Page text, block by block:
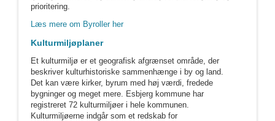
prioritering.
Læs mere om Byroller her
Kulturmiljøplaner
Et kulturmiljø er et geografisk afgrænset område, der
beskriver kulturhistoriske sammenhænge i by og land.
Det kan være kirker, byrum med høj værdi, fredede
bygninger og meget mere. Esbjerg kommune har
registreret 72 kulturmiljøer i hele kommunen.
Kulturmiljøerne indgår som et redskab for